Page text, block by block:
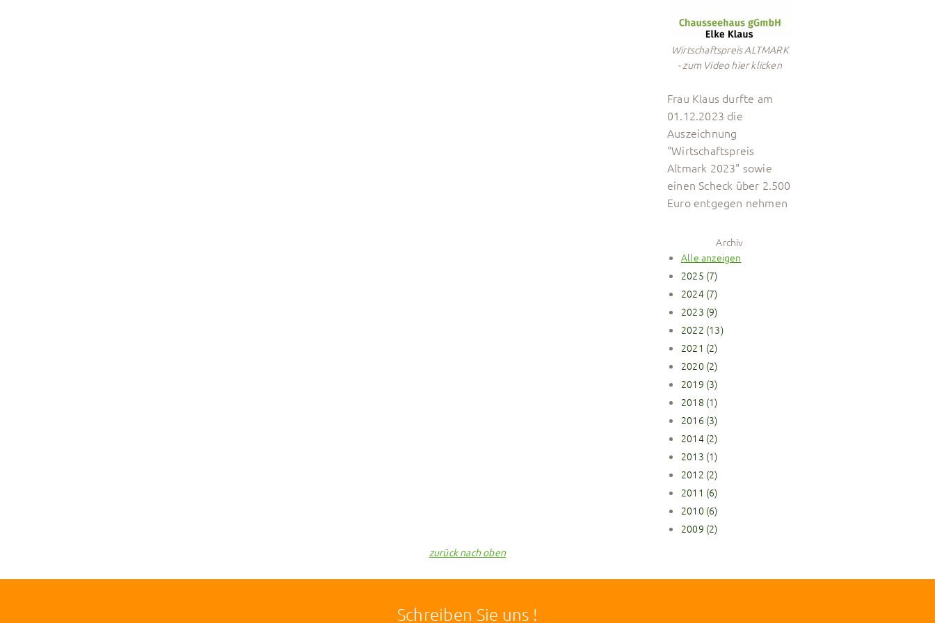
Wirtschaftspreis ALTMARK
- zum Video hier klicken
Frau Klaus durfte am
01.12.2023 die
Auszeichnung
"Wirtschaftspreis
Altmark 2023" sowie
einen Scheck über 2.500
Euro entgegen nehmen
Archiv
Alle anzeigen
2025 (7)
2024 (7)
2023 (9)
2022 (13)
2021 (2)
2020 (2)
2019 (3)
2018 (1)
2016 (3)
2014 (2)
2013 (1)
2012 (2)
2011 (6)
2010 (6)
2009 (2)
zurück nach oben
Schreiben Sie uns !